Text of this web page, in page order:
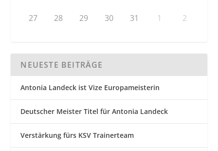
27 28 29 30 31 1 2
NEUESTE BEITRÄGE
Antonia Landeck ist Vize Europameisterin
Deutscher Meister Titel für Antonia Landeck
Verstärkung fürs KSV Trainerteam